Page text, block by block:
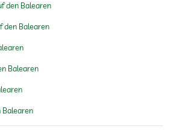
den Balearen
den Balearen
Balearen
Balearen